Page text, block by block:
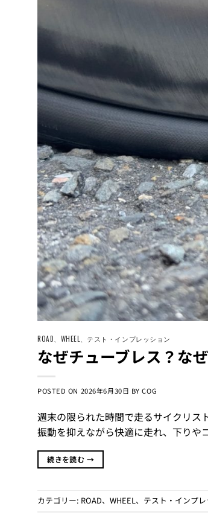
ROAD WHEEL 、テスト・インプレッション
なぜチューブレス？な
POSTED ON 2026年6月30日 BYCOG
週末の限られた時間で走るサイクリス
振動を抑えながら快適に走れ、下りや
続きを読む →
カテゴリー: ROAD、 WHEEL、 テスト・インプ